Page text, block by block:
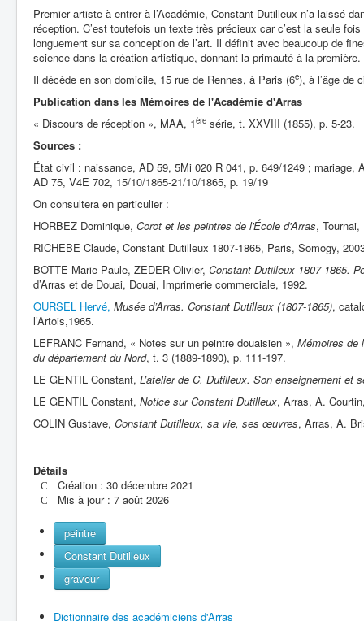
Premier artiste à entrer à l’Académie, Constant Dutilleux n’a laissé
réception. C’est toutefois un texte très précieux car c’est la seule
longuement sur sa conception de l’art. Il définit avec beaucoup de
science dans la création artistique, donnant la primauté à la première.
Il décède en son domicile, 15 rue de Rennes, à Paris (6e), à l’âge de
Publication dans les Mémoires de l'Académie d'Arras
« Discours de réception », MAA, 1ère série, t. XXVIII (1855), p. 5-23.
Sources :
État civil : naissance, AD 59, 5Mi 020 R 041, p. 649/1249 ; mariage,
AD 75, V4E 702, 15/10/1865-21/10/1865, p. 19/19
On consultera en particulier :
HORBEZ Dominique, Corot et les peintres de l'École d'Arras,
RICHEBE Claude, Constant Dutilleux 1807-1865, Paris, Somogy,
BOTTE Marie-Paule, ZEDER Olivier, Constant Dutilleux 1807-1865.
d’Arras et de Douai, Douai, Imprimerie commerciale, 1992.
OURSEL Hervé, Musée d’Arras. Constant Dutilleux (1807-1865),
l’Artois,1965.
LEFRANC Fernand, « Notes sur un peintre douaisien », Mémoires de
du département du Nord, t. 3 (1889-1890), p. 111-197.
LE GENTIL Constant, L’atelier de C. Dutilleux. Son enseignement et
LE GENTIL Constant, Notice sur Constant Dutilleux, Arras, A.
COLIN Gustave, Constant Dutilleux, sa vie, ses œuvres, Arras, A.
Détails
Création : 30 décembre 2021
Mis à jour : 7 août 2026
peintre
Constant Dutilleux
graveur
Dictionnaire des académiciens d'Arras